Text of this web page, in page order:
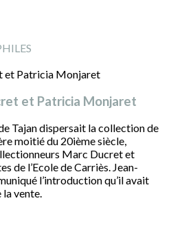
et Patricia Monjaret
Tajan dispersait la collection de
moitié du 20ième siècle,
Marc Ducret et
de l’Ecole de Carriès. Jean-
l’introduction qu’il avait
vente.